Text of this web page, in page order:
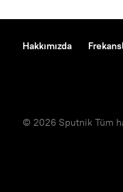
Hakkımızda
© 2026 Sputnik Tüm